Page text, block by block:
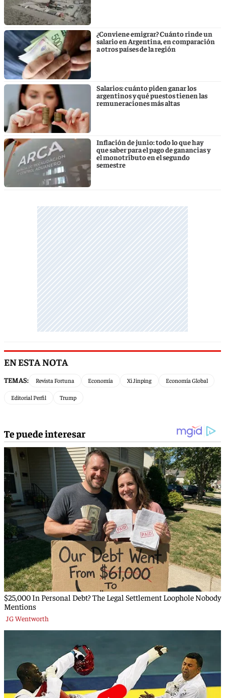
¿Conviene emigrar? Cuánto rinde un
salario en Argentina, en comparación
a otros países de la región
Salarios: cuánto piden ganar los
argentinos y qué puestos tienen las
remuneraciones más altas
Inflación de junio: todo lo que hay
que saber para el pago de ganancias y
el monotributo en el segundo
semestre
EN ESTA NOTA
TEMAS: Revista Fortuna Economía Xi Jinping Economía Global
Editorial Perfil Trump